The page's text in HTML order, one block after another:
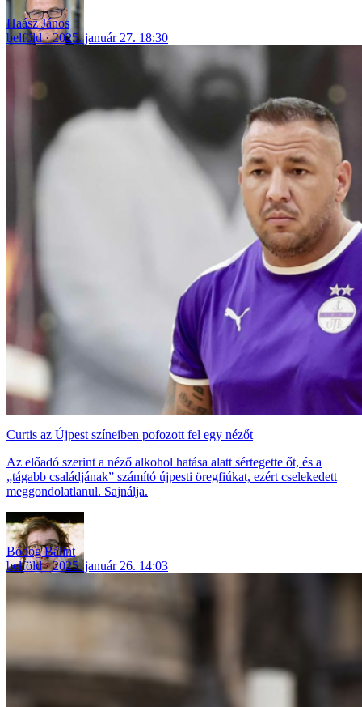
Haász János
belföld
2025. január 27. 18:30
Curtis az Újpest színeiben pofozott fel egy nézőt
Az előadó szerint a néző alkohol hatása alatt sértegette őt, és a
„tágabb családjának” számító újpesti öregfiúkat, ezért cselekedett
meggondolatlanul. Sajnálja.
Bódog Bálint
belföld
2025. január 26. 14:03